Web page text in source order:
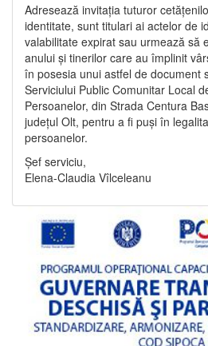
Adresează invitația tuturor
identitate, sunt titulari ai actelor de
valabilitate expirat sau urmează să
anului și tinerilor care au împlinit
în posesia unui astfel de document
Serviciului Public Comunitar Local
Persoanelor, din Strada Centura
județul Olt, pentru a fi puși în
persoanelor.
Șef serviciu,
Elena-Claudia Vîlceleanu